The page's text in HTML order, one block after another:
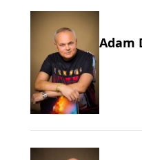
Adam